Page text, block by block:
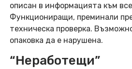
описан в информацията към
Функциониращи, преминали
техническа проверка.
опаковка да е нарушена.
“Неработещи”